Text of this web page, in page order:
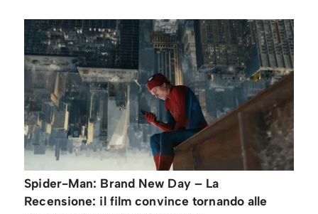
Spider-Man: Brand New Day – La
Recensione: il film convince tornando alle